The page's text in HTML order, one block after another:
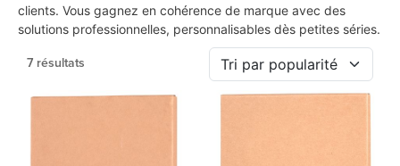
clients. Vous gagnez en cohérence de marque avec des
solutions professionnelles, personnalisables dès petites séries.
7 résultats